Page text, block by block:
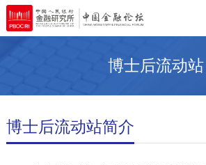
博士后流动站
博士后流动站简介